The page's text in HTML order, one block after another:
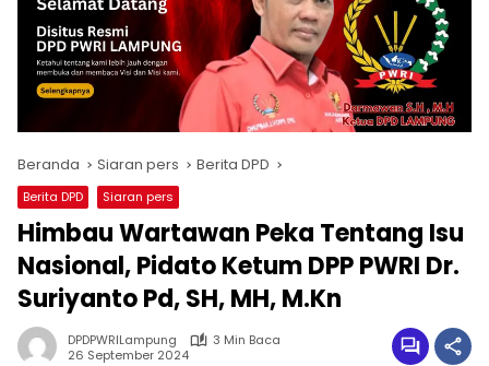
Beranda Siaran pers Berita DPD
Berita DPD Siaran pers
Himbau Wartawan Peka Tentang Isu
Nasional, Pidato Ketum DPP PWRI Dr.
Suriyanto Pd, SH, MH, M.Kn
DPDPWRILampung
3 Min Baca
26 September 2024